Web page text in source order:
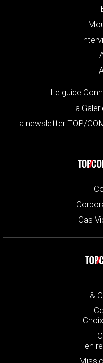
Le guide
La
La newsletter TOP/
Cas
&
en